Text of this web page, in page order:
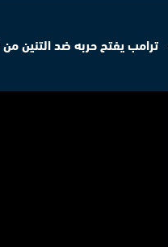
ترامب يفتح حربه ضد التنين